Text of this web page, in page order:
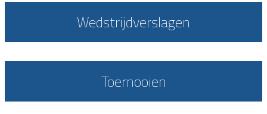
Wedstrijdverslagen
Toernooien